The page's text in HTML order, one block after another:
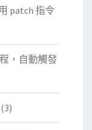
patch 指令
，自動觸發
(3)